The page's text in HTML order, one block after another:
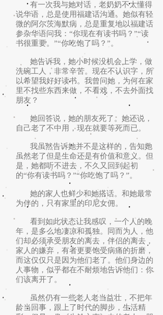
有一次我与她对话，老奶奶不太懂得
说华语，总是使用福建话沟通。她似有轻
微的阿尔茨海默病，总是重复地以福建话
参杂华语问我：“你现在有读书吗？”“读
书很重要。”“你吃饱了吗？”。
她告诉我，她小时候没机会上学，做
洗碗工人，非常辛苦。现在不认识字，所
以希望我好好读书。我曾问她，为何在家
里不找些东西来做，不看戏，不去外面找
朋友？
她回答说，她的朋友死了。她还说，
自己老了不中用，现在就要等死而已。
我虽然告诉她并不是这样的，告知她
虽然老了但是生命还是有价值和意义。但
是，她都听不进去，不久又回到起初
的“你有读书吗？”“你吃饱了吗？”。
她的家人也鲜少和她搭话。和她最常
为伴的，只有家里的印尼女佣。
看到如此状态让我感叹，一个人的晚
年，是多么地凄凉和孤独。同而为人，他
们却必须承受朋友的离去，伴侣的离去，
家人的嫌弃，有者更要饱受病痛的折磨，
而这仅仅只是因为他们老了。他们身边的
人事物，似乎都在不耐烦地告诉他们：你
们该离开了。
虽然仍有一些老人老当益壮，不把年
龄当回事，跟上了时代的脚步，生活精